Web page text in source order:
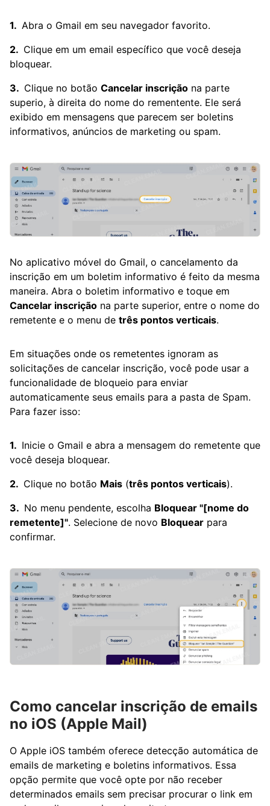
Abra o Gmail em seu navegador favorito.
Clique em um email específico que você deseja
bloquear.
Clique no botão Cancelar inscrição na parte
superio, à direita do nome do rementente. Ele será
exibido em mensagens que parecem ser boletins
informativos, anúncios de marketing ou spam.
No aplicativo móvel do Gmail, o cancelamento da
inscrição em um boletim informativo é feito da mesma
maneira. Abra o boletim informativo e toque em
Cancelar inscrição na parte superior, entre o nome do
remetente e o menu de três pontos verticais.
Em situações onde os remetentes ignoram as
solicitações de cancelar inscrição, você pode usar a
funcionalidade de bloqueio para enviar
automaticamente seus emails para a pasta de Spam.
Para fazer isso:
Inicie o Gmail e abra a mensagem do remetente que
você deseja bloquear.
Clique no botão Mais (três pontos verticais).
No menu pendente, escolha Bloquear "[nome do
remetente]". Selecione de novo Bloquear para
confirmar.
Como cancelar inscrição de emails
no iOS (Apple Mail)
O Apple iOS também oferece detecção automática de
emails de marketing e boletins informativos. Essa
opção permite que você opte por não receber
determinados emails sem precisar procurar o link em